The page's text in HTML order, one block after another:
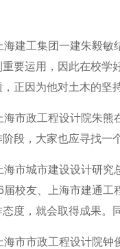
工集团一建朱毅敏结
要运用，因此在校学
正因为他对土木的坚
政工程设计院朱熊在
段，大家也应寻找一
城市建设设计研究总
校友、上海市建通工
度，就会取得成果。
市政工程设计院钟俊